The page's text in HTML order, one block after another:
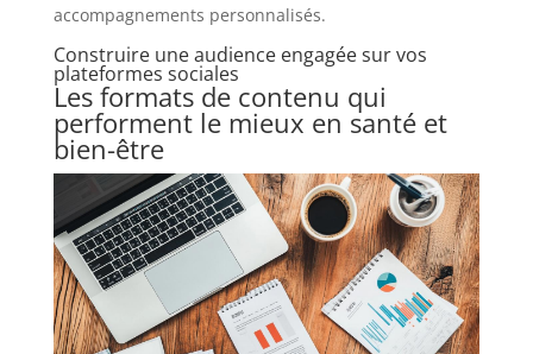
accompagnements personnalisés.
Construire une audience engagée sur vos
plateformes sociales
Les formats de contenu qui
performent le mieux en santé et
bien-être